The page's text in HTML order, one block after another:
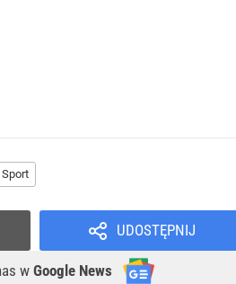
Sport
UDOSTĘPNIJ
w Google News